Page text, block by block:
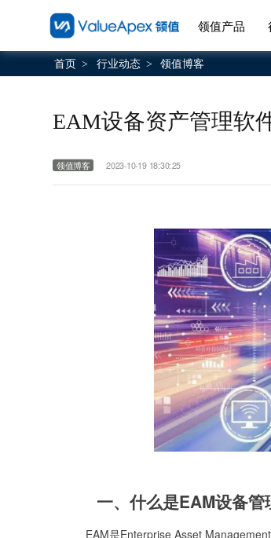
领值产品
首页 > 行业动态 > 领值博客
EAM设备资产管理软
领值博客 2023-10-19 18:30:25
一、什么是EAM设备管
EAM是Enterprise Asset